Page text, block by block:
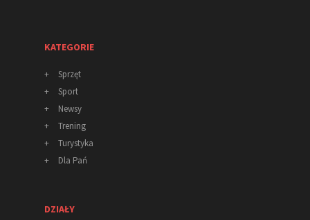
KATEGORIE
+
Sprzęt
+
Sport
+
Newsy
+
Trening
+
Turystyka
+
Dla Pań
DZIAŁY